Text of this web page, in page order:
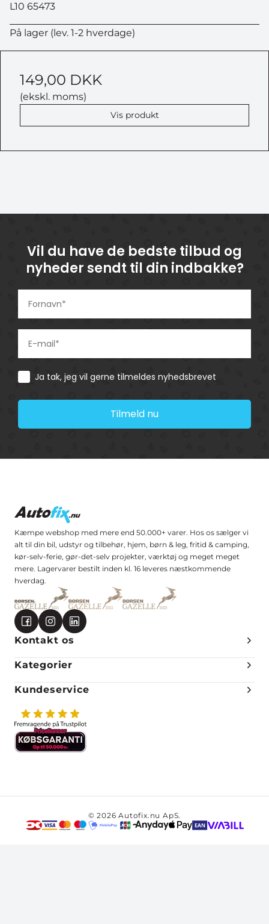
L10 65473
På lager (lev. 1-2 hverdage)
149,00 DKK
(ekskl. moms)
Vis produkt
Vil du have de bedste tilbud og
nyheder sendt til din indbakke?
Consent
Ja tak, jeg vil gerne tilmeldes nyhedsbrevet
Tilmeld nu
Kæmpe webshop med mere end 50.000+ varer. Hos os sælger vi
alt til din bil, udstyr og tilbehør, hjem, børn & leg, fritid & camping,
kør-selv-ferie, gør-det-selv projekter, værktøj og meget meget
mere. Lagervarer bestilt inden kl. 16 leveres næstkommende
hverdag.
Kontakt os
Kategorier
Kundeservice
© 2026 Autofix.nu ApS.